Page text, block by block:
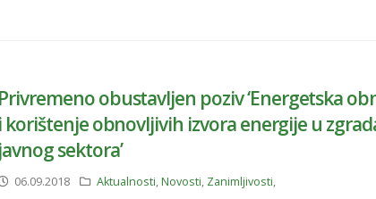
Privremeno obustavljen poziv ‘Energetska
i korištenje obnovljivih izvora energije u
javnog sektora’
06.09.2018 Aktualnosti,Novosti, Zanimljivosti,